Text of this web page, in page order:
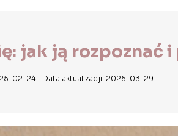
jak ją rozpoznać
02-24 Data aktualizacji: 2026-03-29